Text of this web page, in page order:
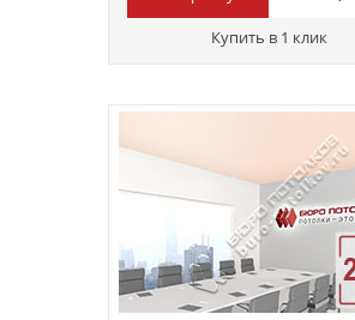
Купить в 1 клик